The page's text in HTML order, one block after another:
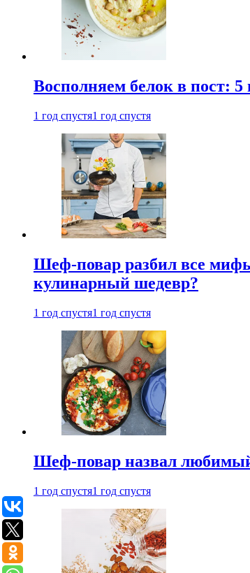
Восполняем белок в пост:
1 год спустя1 год спустя
Шеф-повар разбил все мифы
кулинарный шедевр?
1 год спустя1 год спустя
Шеф-повар назвал любимый
1 год спустя1 год спустя